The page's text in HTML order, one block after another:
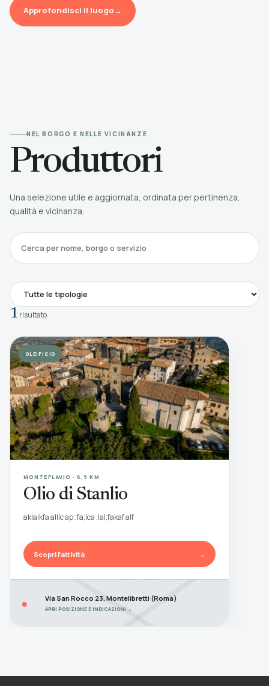
Approfondisci il luogo→
NEL BORGO E NELLE VICINANZE
Produttori
Una selezione utile e aggiornata, ordinata per pertinenza,
qualità e vicinanza.
1 risultato
OLEIFICIO
MONTEFLAVIO · 6,9 KM
Olio di Stanlio
aklalkfa alllc ap;;fa;lca ;lal;fakaf alf
Scopri l’attività →
● Via San Rocco 23, Montelibretti (Roma)
APRI POSIZIONE E INDICAZIONI →